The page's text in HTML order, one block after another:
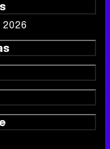
2026